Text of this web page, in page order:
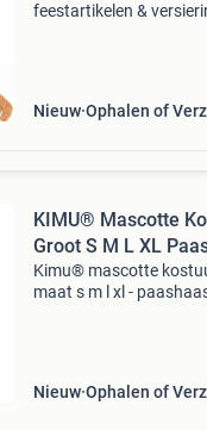
feestartikelen &
Nieuw Ophalen of
KIMU® Mascotte
Groot S M L XL
Kimu® mascotte
maat s m l xl -
Nieuw Ophalen of